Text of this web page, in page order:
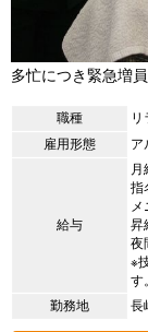
多忙につき緊急増
職種
リ
雇用形態
ア
給与
月
指
昇
夜
※
す。
勤務地
長